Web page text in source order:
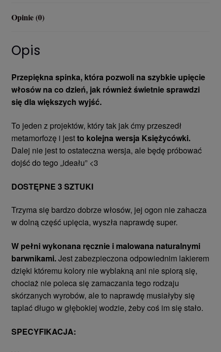
Opinie (0)
Opis
Przepiękna spinka, która pozwoli na szybkie upięcie
włosów na co dzień, jak również świetnie sprawdzi
się dla większych wyjść.
To jeden z projektów, który tak jak ćmy przeszedł
metamorfozę i jestto kolejna wersja Księżycówki.
Dalej nie jest to ostateczna wersja, ale będę próbować
dojść do tego „ideału” <3
DOSTĘPNE 3 SZTUKI
Trzyma się bardzo dobrze włosów, jej ogon nie zahacza
w dolną część upięcia, wyszła naprawdę super.
W pełni wykonana ręcznie i malowana naturalnymi
barwnikami.Jest zabezpieczona odpowiednim lakierem
dzięki któremu kolory nie wyblakną ani nie spiorą się,
chociaż nie poleca się zamaczania tego rodzaju
skórzanych wyrobów, ale to naprawdę musiałyby się
taplać długo w głębokiej wodzie, żeby coś im się stało.
SPECYFIKACJA: